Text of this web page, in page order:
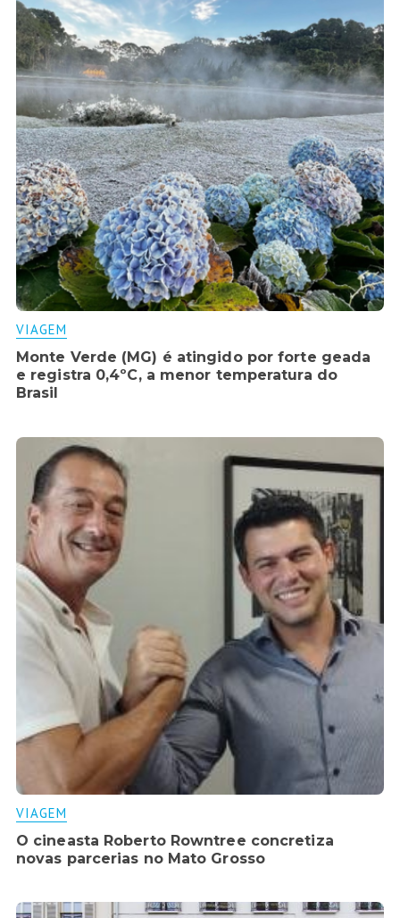
VIAGEM
Monte Verde (MG) é atingido por forte geada
e registra 0,4ºC, a menor temperatura do
Brasil
VIAGEM
O cineasta Roberto Rowntree concretiza
novas parcerias no Mato Grosso